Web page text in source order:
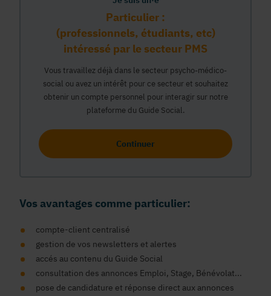
Particulier :
(professionnels, étudiants, etc)
intéressé par le secteur PMS
Vous travaillez déjà dans le secteur psycho-médico-
social ou avez un intérêt pour ce secteur et souhaitez
obtenir un compte personnel pour interagir sur notre
plateforme du Guide Social.
Continuer
Vos avantages comme particulier:
compte-client centralisé
gestion de vos newsletters et alertes
accés au contenu du Guide Social
consultation des annonces Emploi, Stage, Bénévolat...
pose de candidature et réponse direct aux annonces